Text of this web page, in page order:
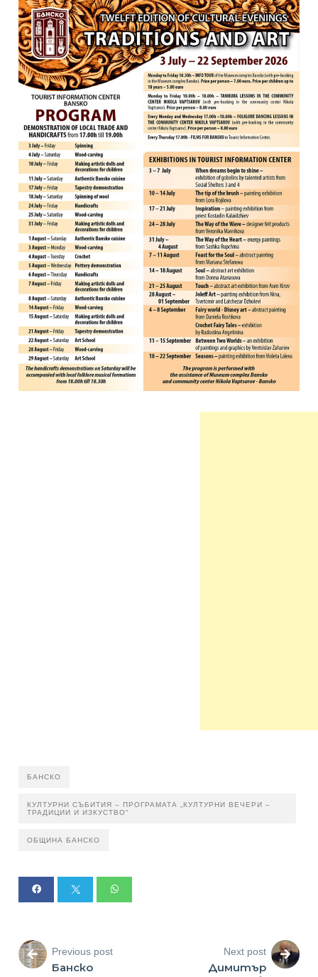
БАНСКО
КУЛТУРНИ СЪБИТИЯ – ПРОГРАМАТА „КУЛТУРНИ ВЕЧЕРИ –
ТРАДИЦИИ И ИЗКУСТВО“
ОБЩИНА БАНСКО
Previous post
Банско
Next post
Димитър